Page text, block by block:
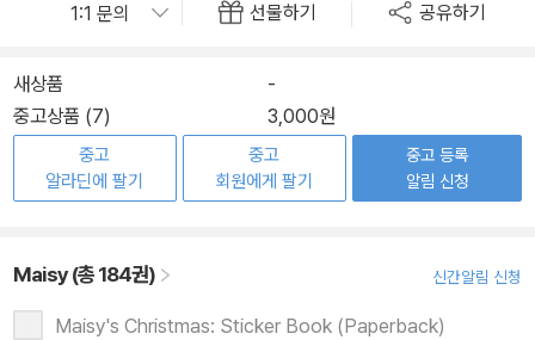
선물하기 공유하기
새상품
-
중고상품 (7)
3,000원
중고
알라딘에 팔기
중고
회원에게 팔기
중고 등록
알림 신청
Maisy (총 184권) 신간알림 신청
Maisy's Christmas: Sticker Book (Paperback)